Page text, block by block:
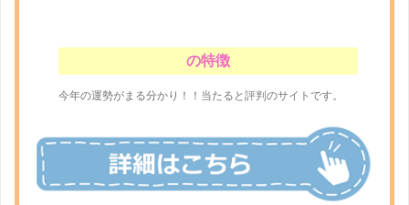
の特徴
今年の運勢がまる分かり！！当たると評判のサイトです。